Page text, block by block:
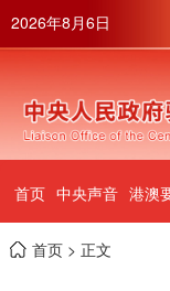
2026年8月6日
首页 中央声音 港澳
首页> 正文